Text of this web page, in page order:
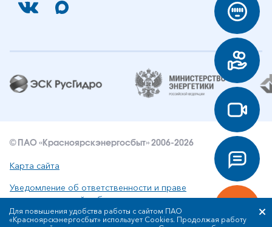
© ПАО «Красноярскэнергосбыт» 2006-2026
Карта сайта
Уведомление об ответственности и праве
интеллектуальной собственности
Политика ПАО «Красноярскэнергосбыт» в отношении
Для повышения удобства работы с сайтом ПАО
«Красноярскэнергосбыт» использует Cookies. Продолжая работу